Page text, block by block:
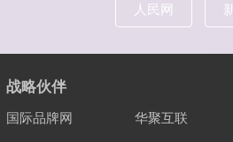
人民网
战略伙伴
国际品牌网 华聚互联